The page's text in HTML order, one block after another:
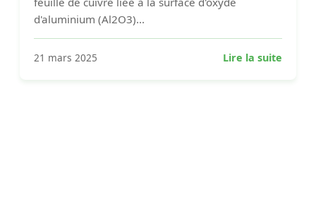
d'aluminium (Al2O3)...
21 mars 2025 Lire la suite